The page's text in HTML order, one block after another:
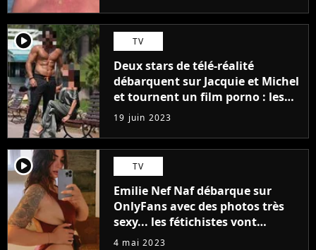
player2 TV
Deux stars de télé-réalité
débarquent sur Jacquie et Michel
et tournent un film porno : les
premières images du tournage
(exclu)
19 juin 2023
player2 TV
Emilie Nef Naf débarque sur
OnlyFans avec des photos très
sexy... les fétichistes vont
prendre leur pied !
4 mai 2023